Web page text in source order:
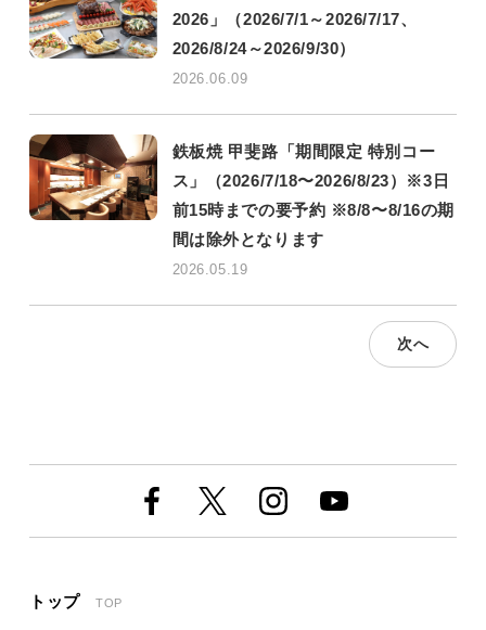
2026」（2026/7/1～2026/7/17、
2026/8/24～2026/9/30）
2026.06.09
鉄板焼 甲斐路「期間限定 特別コー
ス」（2026/7/18〜2026/8/23）※3日
前15時までの要予約 ※8/8〜8/16の期
間は除外となります
2026.05.19
次へ
トップ TOP